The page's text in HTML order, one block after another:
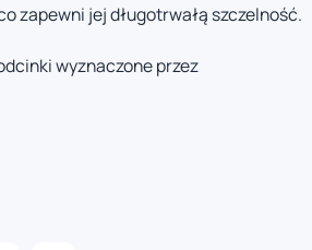
zapewni jej długotrwałą szczelność.
wyznaczone przez